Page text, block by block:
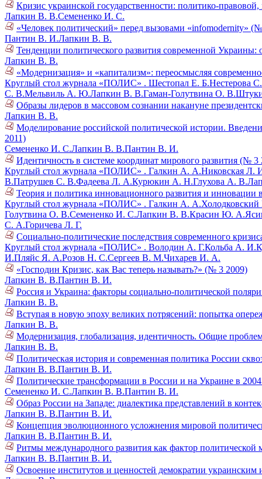
Кризис украинской государственности: политико-
Лапкин В. В.Семененко И. С.
«Человек политический» перед вызовами «infomodernity»
Пантин В. И.Лапкин В. В.
Тенденции политического развития современной
Лапкин В. В.
«Модернизация» и «капитализм»: переосмысляя
Круглый стол журнала «ПОЛИС» . Шестопал Е. Б.Нестерова
С. В.Мельвиль А. Ю.Лапкин В. В.Гаман-Голутвина О. В.
Образы лидеров в массовом сознании накануне
Лапкин В. В.
Моделирование российской политической истории.
2011)
Семененко И. С.Лапкин В. В.Пантин В. И.
Идентичность в системе координат мирового развития (№ 3
Круглый стол журнала «ПОЛИС» . Галкин А. А.Никовская Л.
В.Патрушев С. В.Фадеева Л. А.Курюкин А. Н.Глухова А. В.
Теория и политика инновационного развития и инновации
Круглый стол журнала «ПОЛИС» . Галкин А. А.Холодковский
Голутвина О. В.Семененко И. С.Лапкин В. В.Красин Ю. А.
С. А.Горичева Л. Г.
Социально-политические последствия современного
Круглый стол журнала «ПОЛИС» . Володин А. Г.Кольба А. И.
И.Пляйс Я. А.Розов Н. С.Сергеев В. М.Чихарев И. А.
«Господин Кризис, как Вас теперь называть?» (№ 3 2009)
Лапкин В. В.Пантин В. И.
Россия и Украина: факторы социально-политической
Лапкин В. В.
Вступая в новую эпоху великих потрясений: попытка
Лапкин В. В.
Модернизация, глобализация, идентичность. Общие
Лапкин В. В.
Политическая история и современная политика России
Лапкин В. В.Пантин В. И.
Политические трансформации в России и на Украине в
Семененко И. С.Лапкин В. В.Пантин В. И.
Образ России на Западе: диалектика представлений в
Лапкин В. В.Пантин В. И.
Концепция эволюционного усложнения мировой
Лапкин В. В.Пантин В. И.
Ритмы международного развития как фактор
Лапкин В. В.Пантин В. И.
Освоение институтов и ценностей демократии